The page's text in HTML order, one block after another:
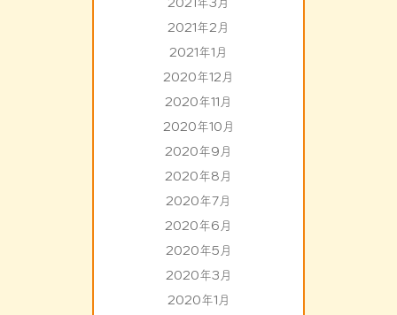
2021年2月
2021年1月
2020年12月
2020年11月
2020年10月
2020年9月
2020年8月
2020年7月
2020年6月
2020年5月
2020年3月
2020年1月